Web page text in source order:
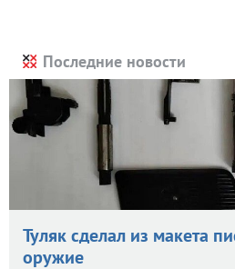
Последние новости
Туляк сделал из макета
оружие